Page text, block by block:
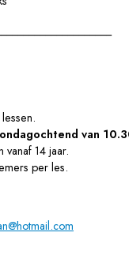
van
14 jaar.
per les.